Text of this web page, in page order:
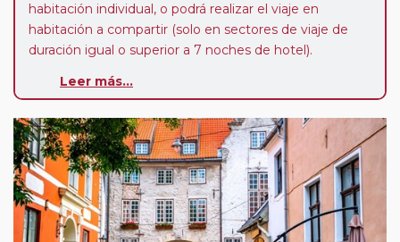
habitación individual, o podrá realizar el viaje en
habitación a compartir (solo en sectores de viaje de
duración igual o superior a 7 noches de hotel).
Paradas en Ruta:
su viaje, en la ciudad que desee por período de 1, 3, 4 o
7 noches según circuito y fechas de salida. Es
fundamental que el circuito tenga salida posterior a la
fecha escogida y permita la salida deseada. El
suplemento por parada efectuada es de 40 Euros/52
Dólares por persona. Si la parada se realiza para tomar
Leer más...